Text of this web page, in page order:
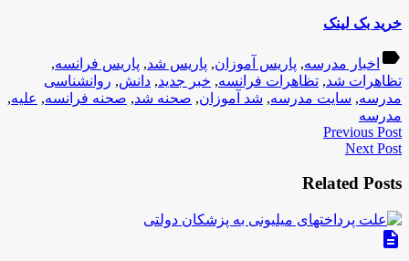
خرید بک لینک
label اخبار مدرسه, پاریس آموزان, پاریس شد, پاریس فرانسه,
تظاهرات شد, تظاهرات فرانسه, خبر جدید, دانش, روانشناسی
مدرسه, سایت مدرسه, شد آموزان, صحنه شد, صحنه فرانسه, علیه,
مدرسه
Previous Post
Next Post
Related Posts
description